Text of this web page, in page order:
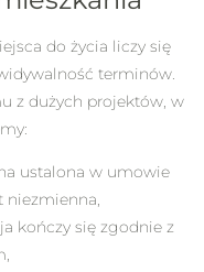
do życia liczy się
terminów.
z dużych projektów, w
ustalona w umowie
niezmienna,
kończy się zgodnie z